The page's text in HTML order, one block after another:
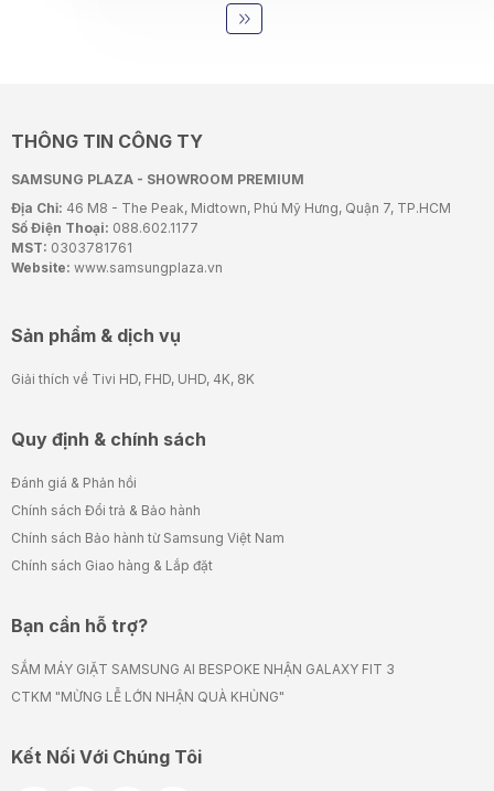
THÔNG TIN CÔNG TY
SAMSUNG PLAZA - SHOWROOM PREMIUM
Địa Chỉ: 46 M8 - The Peak, Midtown, Phú Mỹ Hưng, Quận 7, TP.HCM
Số Điện Thoại: 088.602.1177
MST: 0303781761
Website: www.samsungplaza.vn
Sản phẩm & dịch vụ
Giải thích về Tivi HD, FHD, UHD, 4K, 8K
Quy định & chính sách
Đánh giá & Phản hồi
Chính sách Đổi trả & Bảo hành
Chính sách Bảo hành từ Samsung Việt Nam
Chính sách Giao hàng & Lắp đặt
Bạn cần hỗ trợ?
SẮM MÁY GIẶT SAMSUNG AI BESPOKE NHẬN GALAXY FIT 3
CTKM "MỪNG LỄ LỚN NHẬN QUÀ KHỦNG"
Kết Nối Với Chúng Tôi